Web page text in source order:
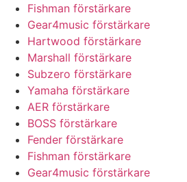
Fishman förstärkare
Gear4music förstärkare
Hartwood förstärkare
Marshall förstärkare
Subzero förstärkare
Yamaha förstärkare
AER förstärkare
BOSS förstärkare
Fender förstärkare
Fishman förstärkare
Gear4music förstärkare